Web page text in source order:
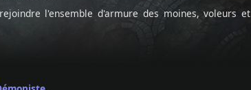
l'ensemble d'armure des moines, voleurs et